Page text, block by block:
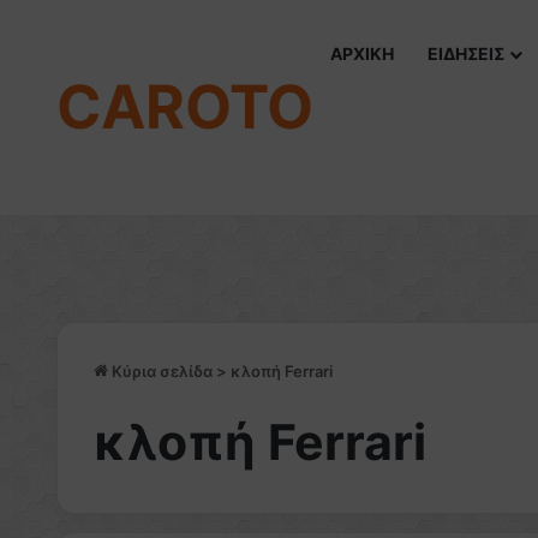
CAROTO
ΑΡΧΙΚΗ ΕΙΔΗΣΕΙΣ
Κύρια σελίδα > κλοπή Ferrari
κλοπή Ferrari